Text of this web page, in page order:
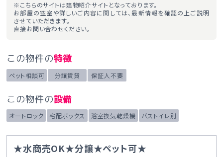
※こちらのサイトは建物紹介サイトとなっております。
お部屋の空室や詳しいご内容に関しては、最新情報を確認の上ご説明
させていただきます。
直接お問い合わせください。
この物件の特徴
ペット相談可 分譲賃貸 保証人不要
この物件の設備
オートロック 宅配ボックス 浴室換気乾燥機 バストイレ別
★水商売OK★分譲★ペット可★